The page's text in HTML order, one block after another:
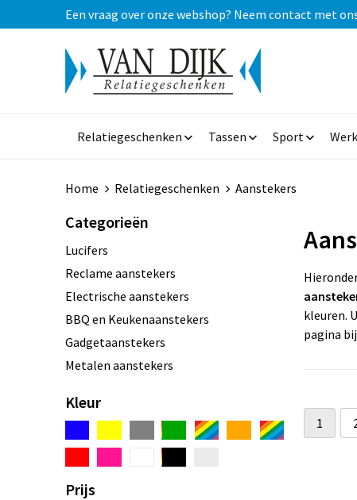
Een vraag over onze webshop? Neem contact met
Relatiegeschenken Tassen Sport
Home Relatiegeschenken Aanstekers
Categorieën
Lucifers
Reclame aanstekers
Electrische aanstekers
BBQ en Keukenaanstekers
Gadgetaanstekers
Metalen aanstekers
Kleur
Prijs
kleuren.
pagina
1